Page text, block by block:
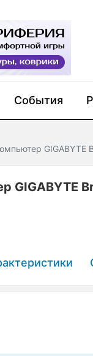
События
GIGABYTE
GIGABYTE